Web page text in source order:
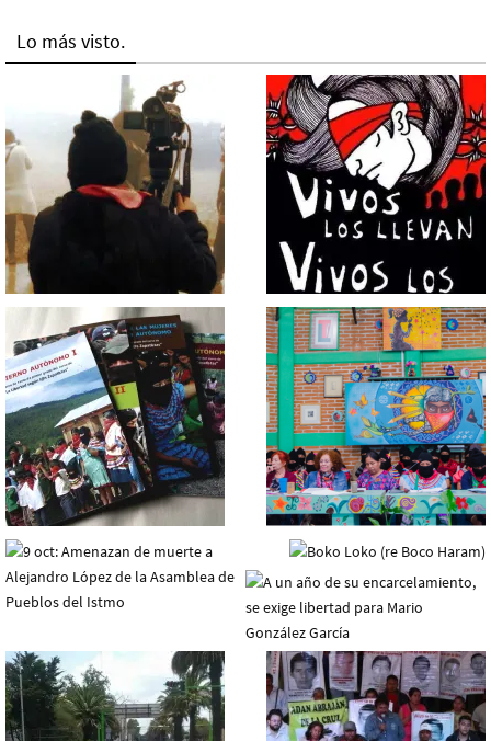
Lo más visto.